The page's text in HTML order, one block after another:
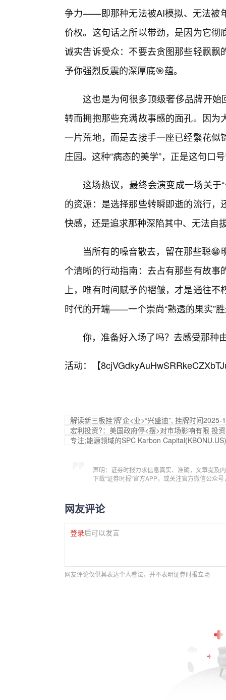
争力——即那种无法被AI模拟、无法被
价权。这句话之所以带劲，是因为它
诚实告诉受众：不要去贪图那些轻飘
予你强烈反震的深厚底🎯蕴。
这也是为何很多顶级奢侈品牌开始
转而拥抱那些充满故事感的面孔。因
一片荒地，而是去接手一座已经繁花
庄园。这种“病态的美学”，正是这句口
这场热议，最终会演变成一场关于
的资源：是选择那些转瞬即逝的流行
快感，还是追求那种深陷其中、无法自
当所有的噪音散去，留在那些聪
个清晰的行动指南：去占有那些有故
上，唯有时间赋予的褶皱，才是通往
时代的开端——一个崇尚“熟透的果实”
你，准备好入场了吗？去感受那种
活动：【
解读新三板挂‘牌’企<业>“兴盛迪”, 挂牌时间2025-
宏利投资?：美国政府停<摆>对市场影响有限 投
专注;能源领域的SPC Karbon
声明：证券时报力求信息真实、准确，文章提及
下载“证券时报”官方APP，或关注官方微信公众
网友评论
登录后可以发言
网友评论仅供其表达个人看法，并不表明证券时报立场